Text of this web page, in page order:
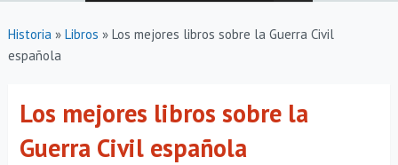
Historia» Libros » Los mejores libros sobre la Guerra Civil
española
Los mejores libros sobre la
Guerra Civil española